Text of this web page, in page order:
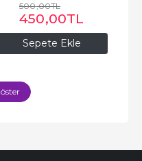
Sepete Ekle
500,00TL
450,00TL